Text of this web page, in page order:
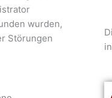
wurden,
Störungen